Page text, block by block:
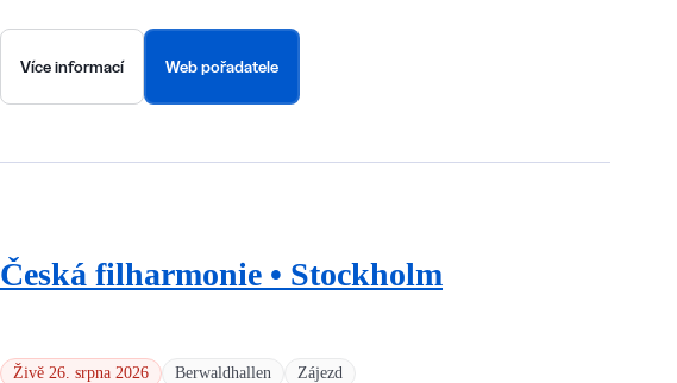
Více informací Web pořadatele
Živě 26. srpna 2026 Berwaldhallen Zájezd
Česká filharmonie • Stockholm